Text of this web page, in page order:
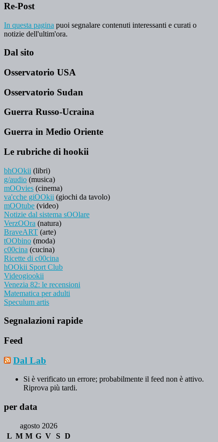
Re-Post
In questa pagina puoi segnalare contenuti interessanti e curati o
notizie dell'ultim'ora.
Dal sito
Osservatorio USA
Osservatorio Sudan
Guerra Russo-Ucraina
Guerra in Medio Oriente
Le rubriche di hookii
bhOOkii (libri)
g/audio (musica)
mOOvies (cinema)
va'cche giOOkii (giochi da tavolo)
mOOtube (video)
Notizie dal sistema sOOlare
VerzOOra (natura)
BraveART (arte)
tOObino (moda)
c00cina (cucina)
Ricette di c00cina
hOOkii Sport Club
Videogiookii
Venezia 82: le recensioni
Matematica per adulti
Speculum artis
Segnalazioni rapide
Feed
Dal Lab
Si è verificato un errore; probabilmente il feed non è attivo.
Riprova più tardi.
per data
agosto 2026
L M M G V S D